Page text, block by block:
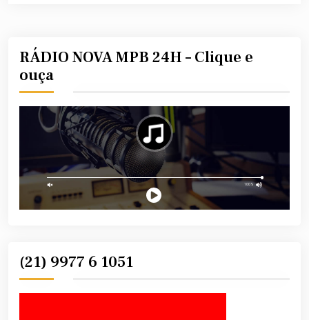
RÁDIO NOVA MPB 24H – Clique e
ouça
(21) 9977 6 1051